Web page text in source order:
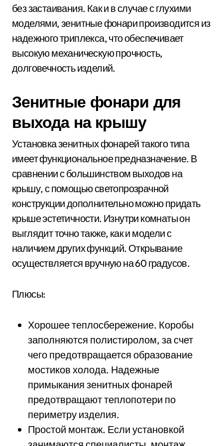
без застаивания. Как и в случае с глухими
моделями, зенитные фонари производится из
надежного триплекса, что обеспечивает
высокую механическую прочность,
долговечность изделий.
Зенитные фонари для
выхода на крышу
Установка зенитных фонарей такого типа
имеет функциональное предназначение. В
сравнении с большинством выходов на
крышу, с помощью светопрозрачной
конструкции дополнительно можно придать
крыше эстетичности. Изнутри комнаты он
выглядит точно также, как и модели с
наличием других функций. Открывание
осуществляется вручную на 60 градусов.
Плюсы:
Хорошее теплосбережение. Коробы
заполняются полистиролом, за счет
чего предотвращается образование
мостиков холода. Надежные
примыкания зенитных фонарей
предотвращают теплопотери по
периметру изделия.
Простой монтаж. Если установкой